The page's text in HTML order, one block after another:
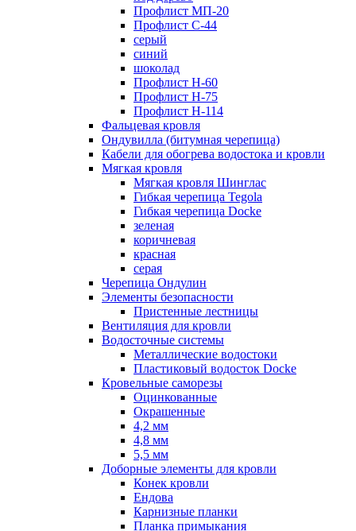
Профлист МП-20
Профлист С-44
серый
синий
шоколад
Профлист Н-60
Профлист Н-75
Профлист H-114
Фальцевая кровля
Ондувилла (битумная черепица)
Кабели для обогрева водостока и кровли
Мягкая кровля
Мягкая кровля Шинглас
Гибкая черепица Tegola
Гибкая черепица Docke
зеленая
коричневая
красная
серая
Черепица Ондулин
Элементы безопасности
Пристенные лестницы
Вентиляция для кровли
Водосточные системы
Металлические водостоки
Пластиковый водосток Docke
Кровельные саморезы
Оцинкованные
Окрашенные
4,2 мм
4,8 мм
5,5 мм
Доборные элементы для кровли
Конек кровли
Ендова
Карнизные планки
Планка примыкания